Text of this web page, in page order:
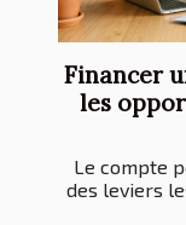
Financer
les
Le compte
des leviers